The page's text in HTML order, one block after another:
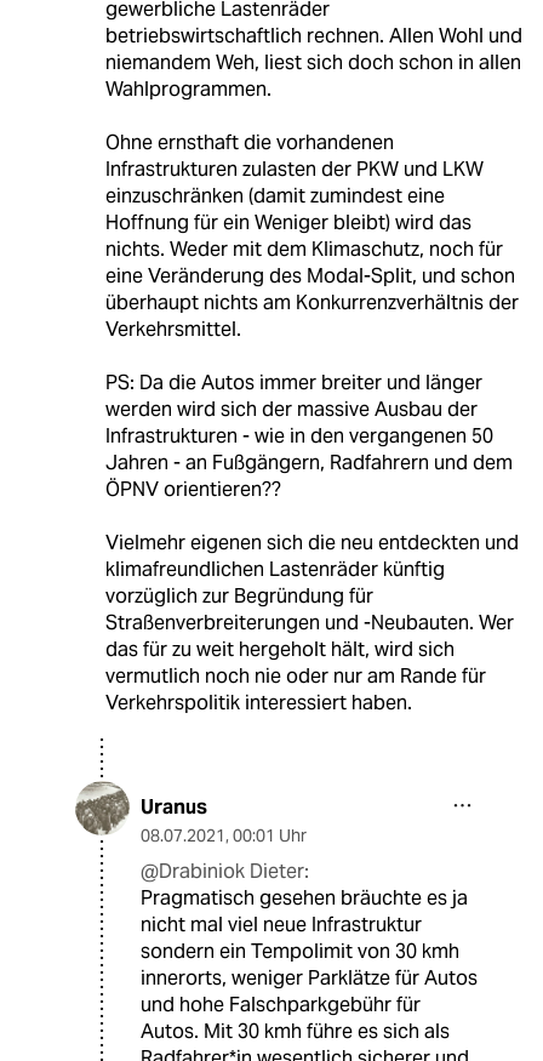
gewerbliche Lastenräder
betriebswirtschaftlich rechnen. Allen Wohl und
niemandem Weh, liest sich doch schon in allen
Wahlprogrammen.
Ohne ernsthaft die vorhandenen
Infrastrukturen zulasten der PKW und LKW
einzuschränken (damit zumindest eine
Hoffnung für ein Weniger bleibt) wird das
nichts. Weder mit dem Klimaschutz, noch für
eine Veränderung des Modal-Split, und schon
überhaupt nichts am Konkurrenzverhältnis der
Verkehrsmittel.
PS: Da die Autos immer breiter und länger
werden wird sich der massive Ausbau der
Infrastrukturen - wie in den vergangenen 50
Jahren - an Fußgängern, Radfahrern und dem
ÖPNV orientieren??
Vielmehr eigenen sich die neu entdeckten und
klimafreundlichen Lastenräder künftig
vorzüglich zur Begründung für
Straßenverbreiterungen und -Neubauten. Wer
das für zu weit hergeholt hält, wird sich
vermutlich noch nie oder nur am Rande für
Verkehrspolitik interessiert haben.
Uranus
08.07.2021, 00:01 Uhr
@Drabiniok Dieter:
Pragmatisch gesehen bräuchte es ja
nicht mal viel neue Infrastruktur
sondern ein Tempolimit von 30 kmh
innerorts, weniger Parklätze für Autos
und hohe Falschparkgebühr für
Autos. Mit 30 kmh führe es sich als